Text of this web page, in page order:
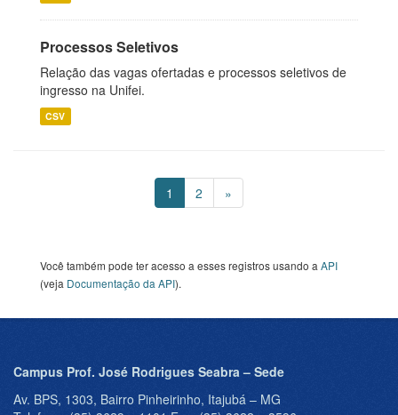
Processos Seletivos
Relação das vagas ofertadas e processos seletivos de
ingresso na Unifei.
CSV
1 2 »
Você também pode ter acesso a esses registros usando a API
(veja Documentação da API).
Campus Prof. José Rodrigues Seabra – Sede
Av. BPS, 1303, Bairro Pinheirinho, Itajubá – MG